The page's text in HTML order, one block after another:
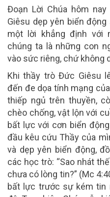
Đoạn Lời Chúa hôm
Giêsu dẹp yên biển
một lời khẳng định với
chúng ta là những con
vào sức riêng, chứ không
Khi thầy trò Đức Giêsu
đến đe dọa tính mạng
thiếp ngủ trên thuyền,
chèo chống, vật lộn với
bất lực với cơn biển
đầu kêu cứu Thầy của
và dẹp yên biển động,
các học trò: “Sao nhát
chưa có lòng tin?” (Mc
bất lực trước sự kém tin